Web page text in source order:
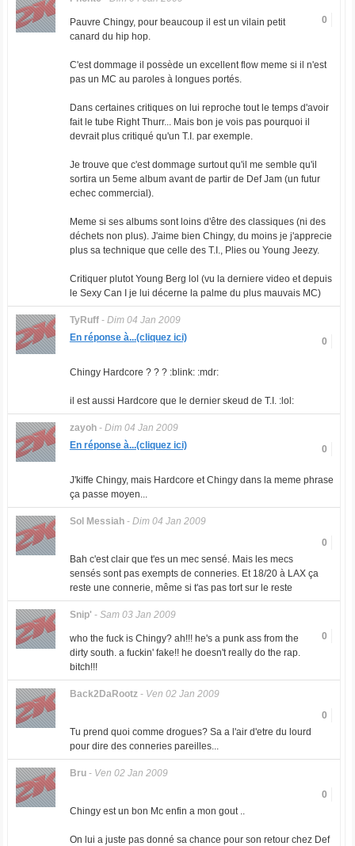
0
Pauvre Chingy, pour beaucoup il est un vilain petit
canard du hip hop.
C'est dommage il possède un excellent flow meme si il n'est
pas un MC au paroles à longues portés.
Dans certaines critiques on lui reproche tout le temps d'avoir
fait le tube Right Thurr... Mais bon je vois pas pourquoi il
devrait plus critiqué qu'un T.I. par exemple.
Je trouve que c'est dommage surtout qu'il me semble qu'il
sortira un 5eme album avant de partir de Def Jam (un futur
echec commercial).
Meme si ses albums sont loins d'être des classiques (ni des
déchets non plus). J'aime bien Chingy, du moins je j'apprecie
plus sa technique que celle des T.I., Plies ou Young Jeezy.
Critiquer plutot Young Berg lol (vu la derniere video et depuis
le Sexy Can I je lui décerne la palme du plus mauvais MC)
TyRuff- Dim 04 Jan 2009
0
En réponse à...(cliquez ici)
Chingy Hardcore ? ? ? :blink: :mdr:
il est aussi Hardcore que le dernier skeud de T.I. :lol:
zayoh- Dim 04 Jan 2009
0
En réponse à...(cliquez ici)
J'kiffe Chingy, mais Hardcore et Chingy dans la meme phrase
ça passe moyen...
Sol Messiah- Dim 04 Jan 2009
0
Bah c'est clair que t'es un mec sensé. Mais les mecs
sensés sont pas exempts de conneries. Et 18/20 à LAX ça
reste une connerie, même si t'as pas tort sur le reste
Snip' - Sam 03 Jan 2009
0
who the fuck is Chingy? ah!!! he's a punk ass from the
dirty south. a fuckin' fake!! he doesn't really do the rap.
bitch!!!
Back2DaRootz- Ven 02 Jan 2009
0
Tu prend quoi comme drogues? Sa a l'air d'etre du lourd
pour dire des conneries pareilles...
Bru- Ven 02 Jan 2009
0
Chingy est un bon Mc enfin a mon gout ..
On lui a juste pas donné sa chance pour son retour chez Def